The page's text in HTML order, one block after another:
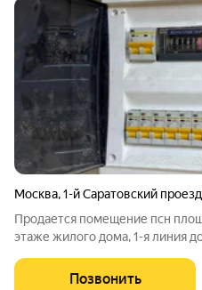
Москва,1-й Саратовский проезд
Продается помещение псн
этаже жилого дома, 1-я линия
2,2 м., электричество 15 кВт,
Позвонить